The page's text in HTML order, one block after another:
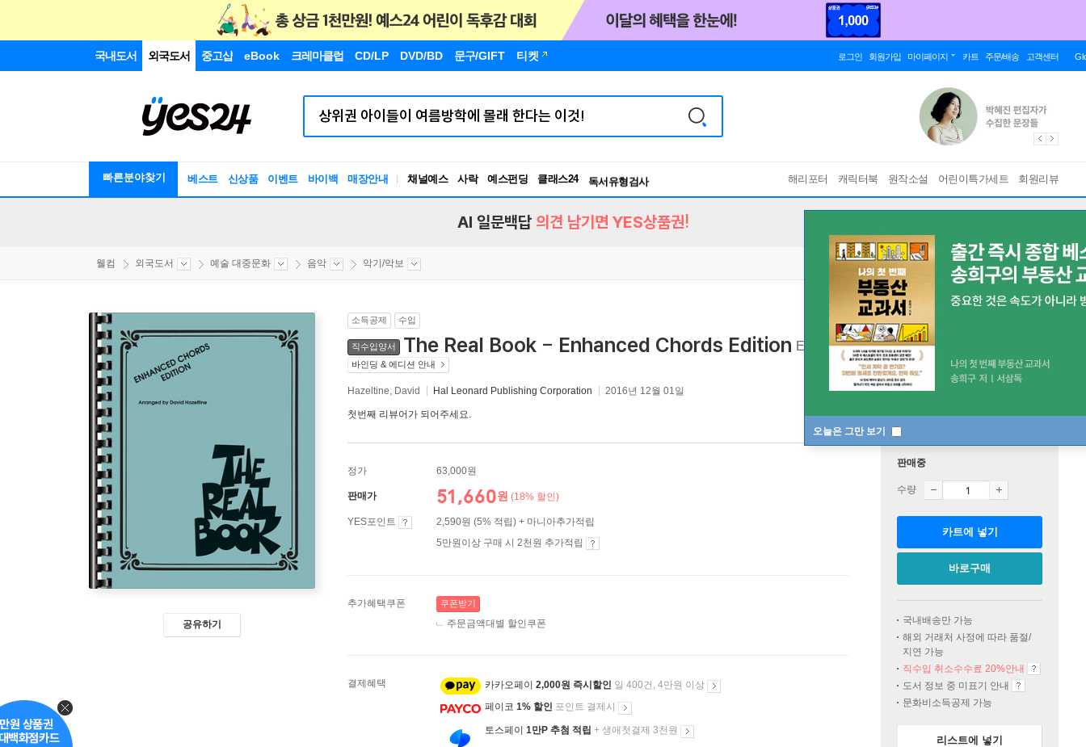
국내도서 외국도서 중고샵 eBook 크레마클럽 CD/LP DVD/BD 문구/GIFT 티켓 로그인 회원가입 마이페이지 카트 주문/배송 고객센터
빠른분야찾기 베스트 신상품 이벤트 바이백 매장안내 채널예스 사락 예스펀딩 클래스24
독서유형검사
RBTI Lab
해리포터 캐릭터북 원작소설 어린이특가세트 회원리뷰
오늘은 그만 보기
AI 일문백답 의견 남기면 YES상품권!
웰컴 외국도서 예술 대중문화 음악 악기/악보
공유하기
소득공제 수입
직수입양서 The Real Book - Enhanced Chords Edition Enhanced Chords Edition
바인딩 & 에디션 안내
Hazeltine, David Hal Leonard Publishing Corporation 2016년 12월 01일
첫번째 리뷰어가 되어주세요.
정가 63,000원
판매가 51,660원 (18% 할인)
YES포인트
2,590원 (5% 적립) + 마니아추가적립
5만원이상 구매 시 2천원 추가적립
추가혜택쿠폰 쿠폰받기
주문금액대별 할인쿠폰
결제혜택 카카오페이 2,000원 즉시할인 일 400건, 4만원 이상
페이코 1% 할인 포인트 결제시
토스페이 1만P 추첨 적립 + 생애첫결제 3천원
판매중
수량
카트에 넣기
바로구매
국내배송만 가능
해외 거래처 사정에 따라 품절/
지연 가능
직수입 취소수수료 20%안내
도서 정보 중 미표기 안내
문화비소득공제 가능
리스트에 넣기